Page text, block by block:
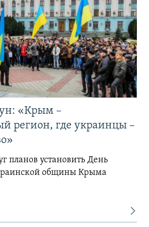
«Крым –
регион, где украинцы –
планов установить День
общины Крыма